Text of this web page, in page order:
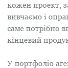
кожен проект,
вивчаємо і
саме потрібно
кінцевий
У портфоліо